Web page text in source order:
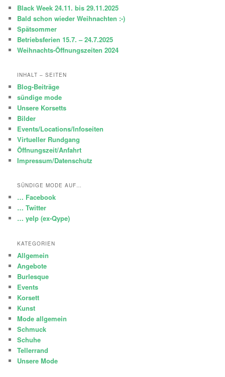
n
Black Week 24.11. bis 29.11.2025
Bald schon wieder Weihnachten :-)
Spätsommer
Betriebsferien 15.7. – 24.7.2025
Weihnachts-Öffnungszeiten 2024
INHALT – SEITEN
Blog-Beiträge
sündige mode
Unsere Korsetts
Bilder
Events/Locations/Infoseiten
Virtueller Rundgang
Öffnungszeit/Anfahrt
Impressum/Datenschutz
SÜNDIGE MODE AUF…
… Facebook
… Twitter
… yelp (ex-Qype)
KATEGORIEN
Allgemein
Angebote
Burlesque
Events
Korsett
Kunst
Mode allgemein
Schmuck
Schuhe
Tellerrand
Unsere Mode